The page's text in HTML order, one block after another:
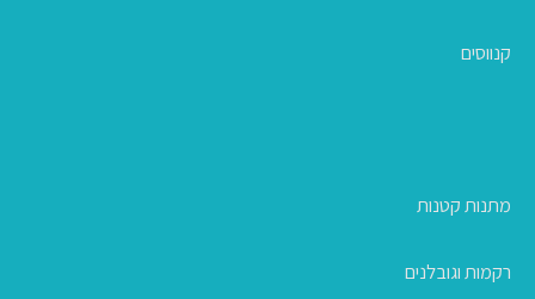
קנווסים
מתנות קטנות
רקמות וגובלנים